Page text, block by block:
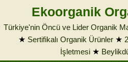
Ekoorganik
Türkiye'nin Öncü ve Lider Organik
★ Sertifikalı Organik Ürünler★
İşletmesi ★